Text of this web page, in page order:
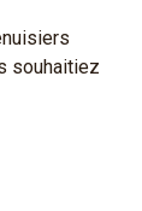
souhaitiez